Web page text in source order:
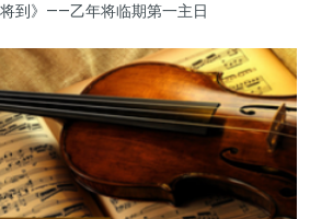
将到》——乙年将临期第一主日